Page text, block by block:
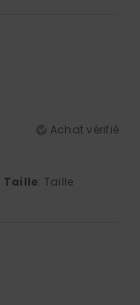
Achat vérifié
Taille: Taille